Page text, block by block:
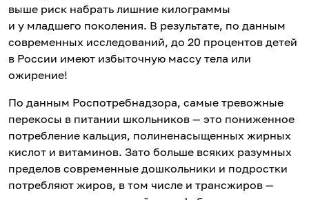
выше риск набрать лишние килограммы
и у младшего поколения. В результате, по данным
современных исследований, до 20 процентов детей
в России имеют избыточную массу тела или
ожирение!
По данным Роспотребнадзора, самые тревожные
перекосы в питании школьников — это пониженное
потребление кальция, полиненасыщенных жирных
кислот и витаминов. Зато больше всяких разумных
пределов современные дошкольники и подростки
потребляют жиров, в том числе и трансжиров —